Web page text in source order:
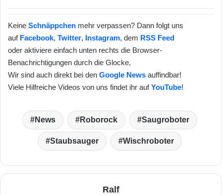
Keine Schnäppchen mehr verpassen? Dann folgt uns
auf Facebook, Twitter, Instagram, dem RSS Feed
oder aktiviere einfach unten rechts die Browser-
Benachrichtigungen durch die Glocke,
Wir sind auch direkt bei den Google News auffindbar!
Viele Hilfreiche Videos von uns findet ihr aufYouTube!
News Roborock Saugroboter
Staubsauger Wischroboter
Ralf